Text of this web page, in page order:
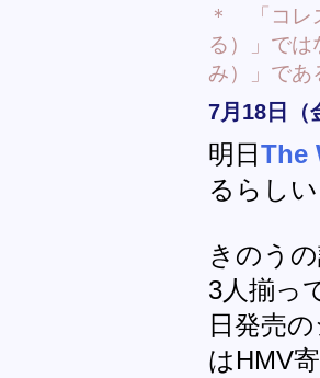
＊ 「コレ
る）」で
み）」であ
7月18日（
明日The
るらしい
きのうの
3人揃っ
日発売
はHMV